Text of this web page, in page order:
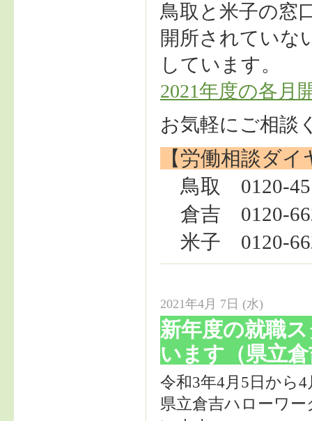
鳥取と米子の窓
開所されていな
しています。
2021年度の各月
お気軽にご相談
【労働相談ダ
鳥取 0120-
倉吉 0120-
米子 0120-
2021年4月 7日 (水)
新年度の就職
います（県立
令和3年4月5日から
県立倉吉ハローワ